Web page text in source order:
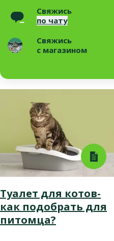
Свяжись
по чату
Свяжись
с магазином
Туалет для котов-
как подобрать для
питомца?